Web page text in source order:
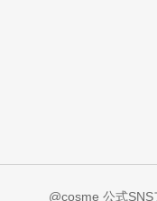
@cosme 公式SNS